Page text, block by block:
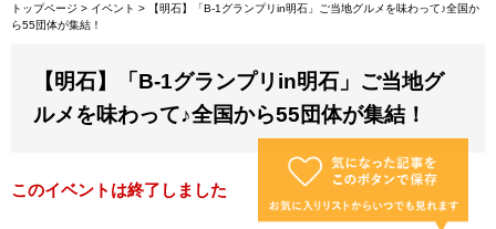
トップページ > イベント >
【明石】「B-1グランプリin明石」ご当地グルメを味わって♪全国か
ら55団体が集結！
【明石】「B-1グランプリin明石」ご当地グ
ルメを味わって♪全国から55団体が集結！
このイベントは終了しました